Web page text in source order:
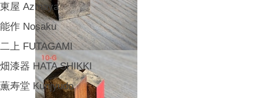
東屋 Azmaya
能作 Nosaku
二上 FUTAGAMI
畑漆器 HATA SHIKKI
薫寿堂 Kunjyudo